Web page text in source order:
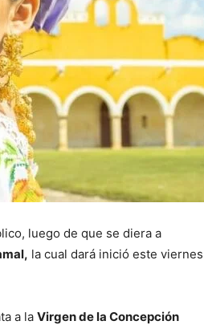
luego de que se diera a
la cual dará inició este viernes
a la Virgen de la Concepción